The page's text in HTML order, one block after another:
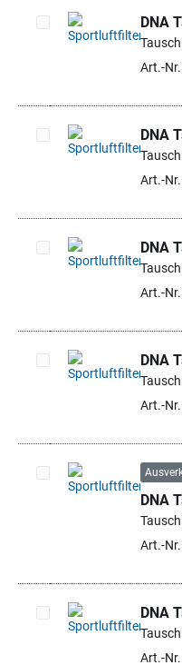
Artikel auswählen
DNA
Art.-
Artikel auswählen
DNA
Art.-
Artikel auswählen
DNA
Art.-
Artikel auswählen
DNA
Art.-
Artikel auswählen
DNA
Art.-
Artikel auswählen
DNA
Art.-